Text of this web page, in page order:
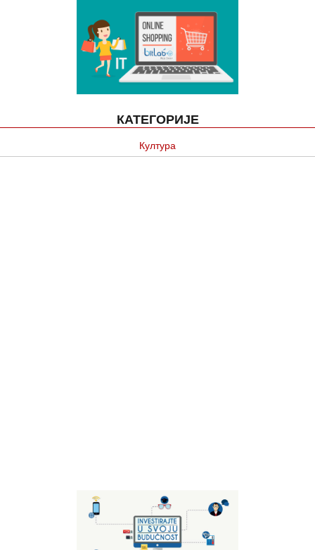
КАТЕГОРИЈЕ
Култура